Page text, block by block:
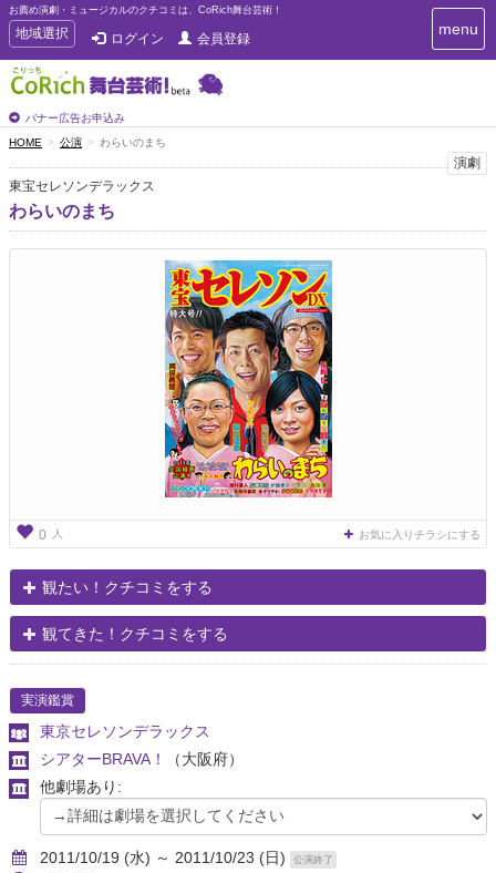
お薦め演劇・ミュージカルのクチコミは、CoRich舞台芸術！
T
o
g
g
e
n
a
v
i
g
地域選択 ログイン 会員登録
バナー広告お申込み
T
o
i
g
menu
HOME 公演 わらいのまち
演劇
東宝セレソンデラックス
わらいのまち
0 人 お気に入りチラシにする
観たい！クチコミをする
観てきた！クチコミをする
実演鑑賞
東京セレソンデラックス
シアターBRAVA！
（大阪府）
他劇場あり:
2011/10/19 (水) ～ 2011/10/23 (日) 公演終了